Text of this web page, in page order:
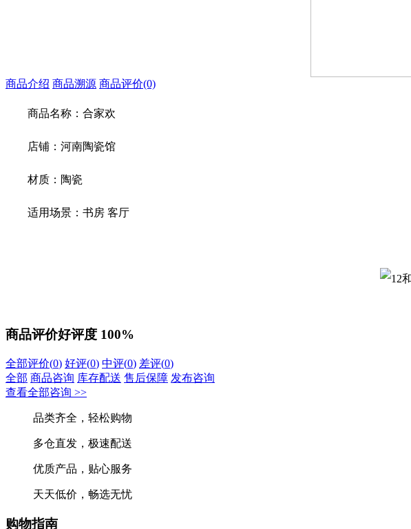
商品介绍 商品溯源 商品评价(0)
商品名称：合家欢
店铺：河南陶瓷馆
材质：陶瓷
适用场景：书房 客厅
商品评价好评度 100%
全部评价(0) 好评(0) 中评(0) 差评(0)
全部 商品咨询 库存配送 售后保障 发布咨询
查看全部咨询 >>
品类齐全，轻松购物
多仓直发，极速配送
优质产品，贴心服务
天天低价，畅选无忧
购物指南